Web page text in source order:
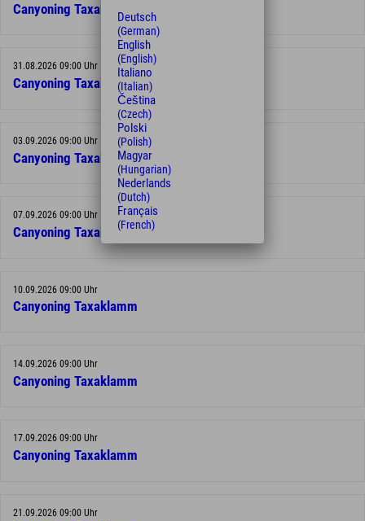
Canyoning Taxaklamm
31.08.2026 09:00 Uhr
Canyoning Taxaklamm
03.09.2026 09:00 Uhr
Canyoning Taxaklamm
07.09.2026 09:00 Uhr
Canyoning Taxaklamm
10.09.2026 09:00 Uhr
Canyoning Taxaklamm
14.09.2026 09:00 Uhr
Canyoning Taxaklamm
17.09.2026 09:00 Uhr
Canyoning Taxaklamm
21.09.2026 09:00 Uhr
Deutsch
(German)
English
(English)
Italiano
(Italian)
Čeština
(Czech)
Polski
(Polish)
Magyar
(Hungarian)
Nederlands
(Dutch)
Français
(French)